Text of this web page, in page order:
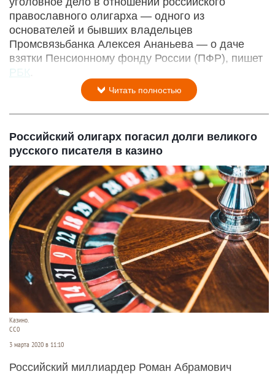
православного олигарха — одного из
основателей и бывших владельцев
Промсвязьбанка Алексея Ананьева — о даче
взятки Пенсионному фонду России (ПФР), пишет
РБК
Читать полностью
Российский олигарх погасил долги великого
русского писателя в казино
Казино.
СС0
3 марта 2020 в 11:10
Российский миллиардер Роман Абрамович